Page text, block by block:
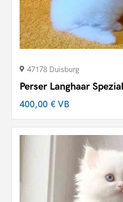
47178 Duisburg
Perser Langhaar
400,00 €VB